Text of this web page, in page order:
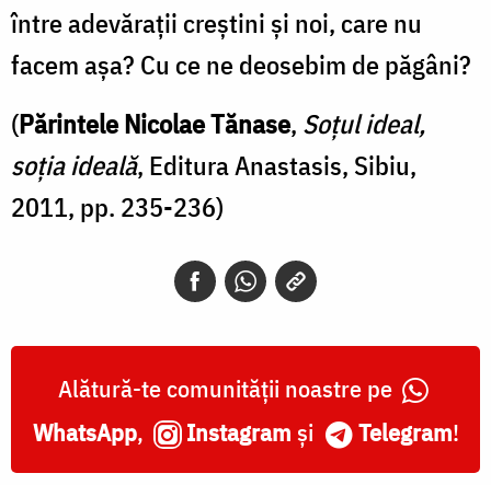
între adevărații creștini și noi, care nu
facem așa? Cu ce ne deosebim de păgâni?
(Părintele Nicolae Tănase, Soțul ideal,
soția ideală, Editura Anastasis, Sibiu,
2011, pp. 235-236)
Alătură-te comunității noastre pe
WhatsApp, Instagram și Telegram!